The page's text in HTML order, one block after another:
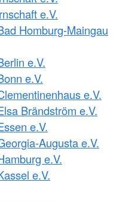
e.V.
Homburg-Maingau
e.V.
e.V.
e.V.
Brändström e.V.
e.V.
Augusta e.V.
e.V.
e.V.